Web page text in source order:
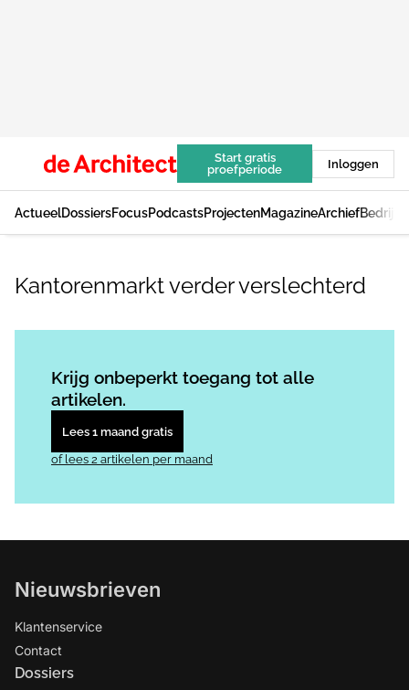
Start gratis
proefperiode
Inloggen
ActueelDossiersFocusPodcastsProjectenMagazineArchief
Kantorenmarkt verder verslechterd
Krijg onbeperkt toegang tot alle
artikelen.
Lees 1 maand gratis
of lees 2 artikelen per maand
Nieuwsbrieven
Klantenservice
Contact
Dossiers